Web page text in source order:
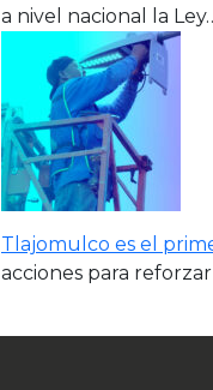
a nivel nacional la
Tlajomulco es el
acciones para